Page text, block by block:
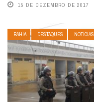
15 DE DEZEMBRO DE 2017
BAHIA DESTAQUES NOTÍCIAS